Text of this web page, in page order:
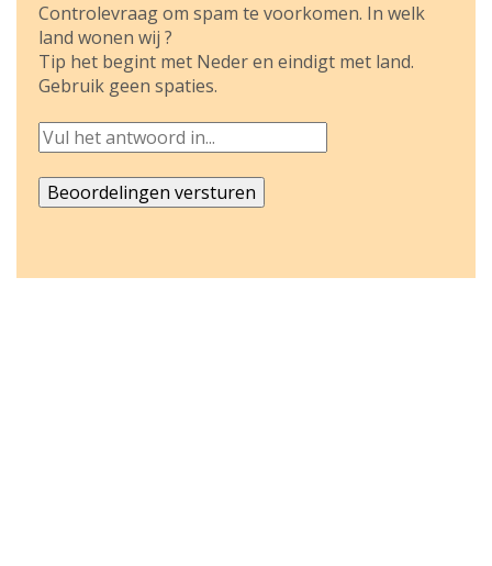
Controlevraag om spam te voorkomen. In welk
land wonen wij ?
Tip het begint met Neder en eindigt met land.
Gebruik geen spaties.